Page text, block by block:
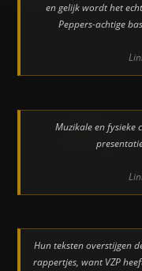
en gelijk wordt het
Peppers-achtige
Muzikale en fysieke
Hun teksten overstijgen
rappertjes, want VZP